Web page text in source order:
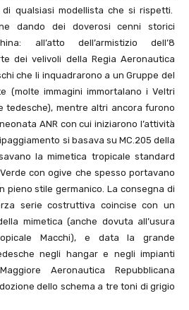
qualsiasi modellista che si rispetti.
dando dei doverosi cenni storici
all’atto dell’armistizio dell’8
dei velivoli della Regia Aeronautica
che li inquadrarono a un Gruppe del
(molte immagini immortalano i Veltri
tedesche), mentre altri ancora furono
ANR con cui iniziarono l’attività
si basava su MC.205 della
la mimetica tropicale standard
con ogive che spesso portavano
pieno stile germanico. La consegna di
serie costruttiva coincise con un
mimetica (anche dovuta all’usura
Macchi), e data la grande
negli hangar e negli impianti
Aeronautica Repubblicana
dello schema a tre toni di grigio